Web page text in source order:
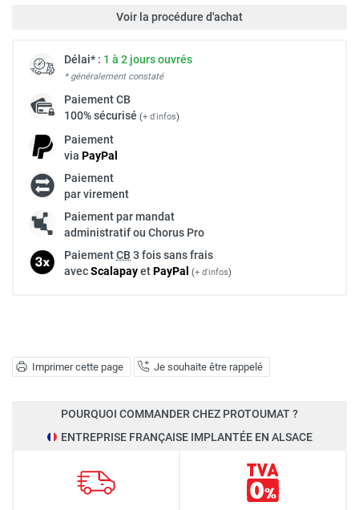
Imprimer cette page Je souhaite être rappelé
Voir la procédure d'achat
Délai* : 1 à 2 jours ouvrés
* généralement constaté
PaiementCB
100% sécurisé (+ d'infos)
Paiement
via PayPal
Paiement
par virement
Paiement par mandat
administratif ou Chorus Pro
PaiementCB 3 fois sans frais
avecScalapayetPayPal (+ d'infos)
POURQUOI COMMANDER CHEZ PROTOUMAT ?
ENTREPRISE FRANÇAISE IMPLANTÉE EN ALSACE